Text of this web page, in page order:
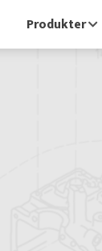
Produkter